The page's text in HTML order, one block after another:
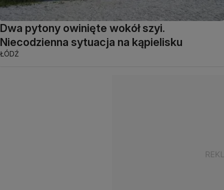
Dwa pytony owinięte wokół szyi.
Niecodzienna sytuacja na kąpielisku
ŁÓDŹ